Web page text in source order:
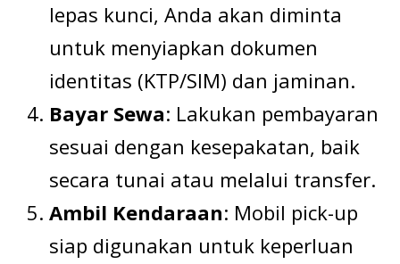
lepas kunci, Anda akan diminta
untuk menyiapkan dokumen
identitas (KTP/SIM) dan jaminan.
Bayar Sewa: Lakukan pembayaran
sesuai dengan kesepakatan, baik
secara tunai atau melalui transfer.
Ambil Kendaraan: Mobil pick-up
siap digunakan untuk keperluan